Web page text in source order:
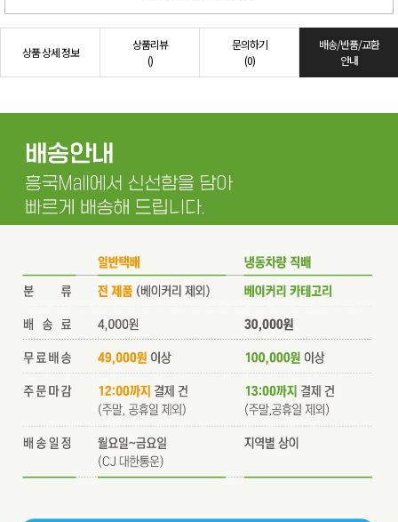
상품 상세 정보
상품리뷰
()
문의하기
(0)
배송/반품/교환
안내